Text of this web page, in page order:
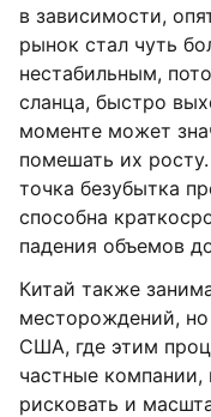
в зависимости,
рынок стал чуть
нестабильным,
сланца, быстро
моменте может
помешать их
точка безубытка
способна
падения объемов
Китай также
месторождений,
США, где этим
частные компании,
рисковать и